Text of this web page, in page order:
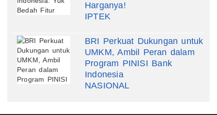
Harganya!
IPTEK
BRI Perkuat Dukungan untuk
UMKM, Ambil Peran dalam
Program PINISI Bank
Indonesia
NASIONAL